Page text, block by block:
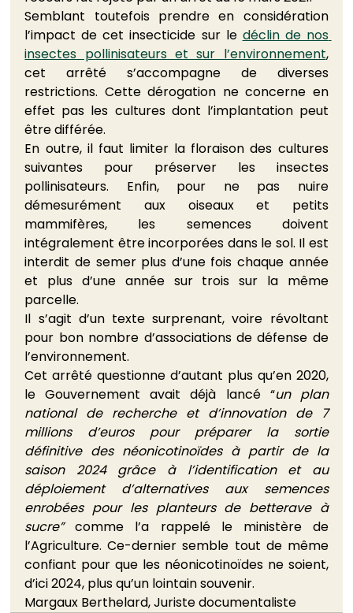
Semblant toutefois prendre en considération
l’impact de cet insecticide sur le déclin de nos
insectes pollinisateurs et sur l’environnement,
cet arrêté s’accompagne de diverses
restrictions. Cette dérogation ne concerne en
effet pas les cultures dont l’implantation peut
être différée.
En outre, il faut limiter la floraison des cultures
suivantes pour préserver les insectes
pollinisateurs. Enfin, pour ne pas nuire
démesurément aux oiseaux et petits
mammifères, les semences doivent
intégralement être incorporées dans le sol. Il est
interdit de semer plus d’une fois chaque année
et plus d’une année sur trois sur la même
parcelle.
Il s’agit d’un texte surprenant, voire révoltant
pour bon nombre d’associations de défense de
l’environnement.
Cet arrêté questionne d’autant plus qu’en 2020,
le Gouvernement avait déjà lancé “un plan
national de recherche et d’innovation de 7
millions d’euros pour préparer la sortie
définitive des néonicotinoïdes à partir de la
saison 2024 grâce à l’identification et au
déploiement d’alternatives aux semences
enrobées pour les planteurs de betterave à
sucre” comme l’a rappelé le ministère de
l’Agriculture. Ce-dernier semble tout de même
confiant pour que les néonicotinoïdes ne soient,
d’ici 2024, plus qu’un lointain souvenir.
Margaux Berthelard, Juriste documentaliste